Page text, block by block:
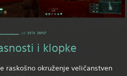
i klopke
raskošno okruženje veličanstven